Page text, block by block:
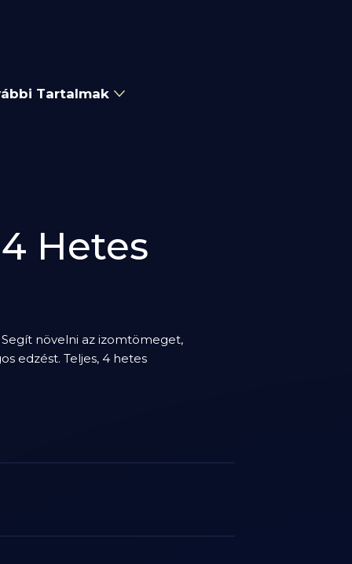
Tartalmak
Hetes
növelni az izomtömeget,
edzést. Teljes, 4 hetes